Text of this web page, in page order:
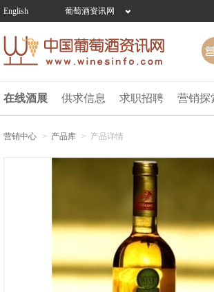
English 葡萄酒资讯网
在线酒展 供求信息 求职招聘 营销探
营销中心 > 产品库 > 产品详情